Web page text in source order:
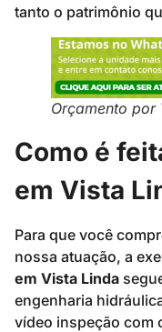
tanto o patrimônio
Orçamento por
Como é
em Vista
Para que você
nossa atuação, a
em Vista Linda
engenharia
vídeo inspeção com